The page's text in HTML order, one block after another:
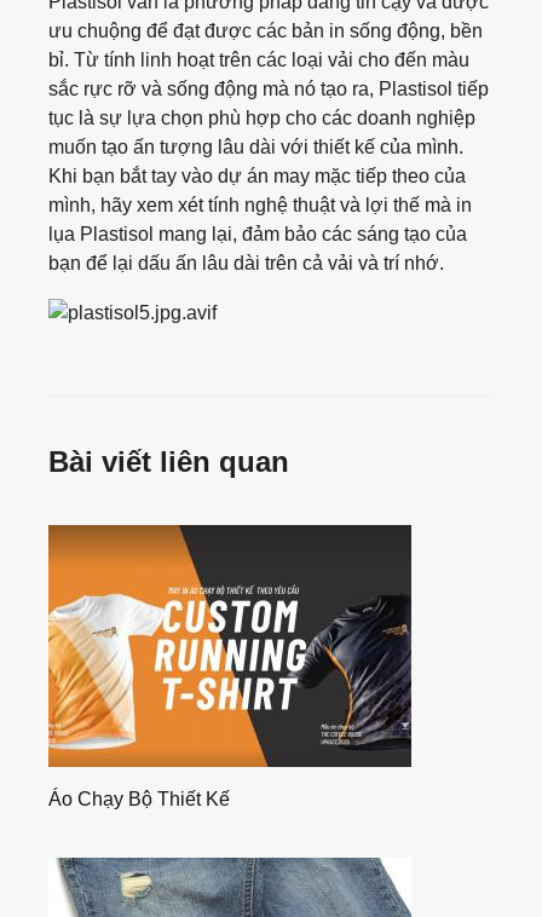
Tote Bags
Socks
Hats
Beanies
ưu chuộng để đạt được các bản in sống động, bền
bỉ. Từ tính linh hoạt trên các loại vải cho đến màu
sắc rực rỡ và sống động mà nó tạo ra, Plastisol tiếp
tục là sự lựa chọn phù hợp cho các doanh nghiệp
muốn tạo ấn tượng lâu dài với thiết kế của mình.
Khi bạn bắt tay vào dự án may mặc tiếp theo của
mình, hãy xem xét tính nghệ thuật và lợi thế mà in
lụa Plastisol mang lại, đảm bảo các sáng tạo của
bạn để lại dấu ấn lâu dài trên cả vải và trí nhớ.
Bài viết liên quan
Áo Chạy Bộ Thiết Kế